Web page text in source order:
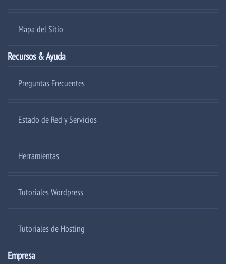
Mapa del Sitio
Recursos & Ayuda
Preguntas Frecuentes
Estado de Red y Servicios
Herramientas
Tutoriales Wordpress
Tutoriales de Hosting
Empresa